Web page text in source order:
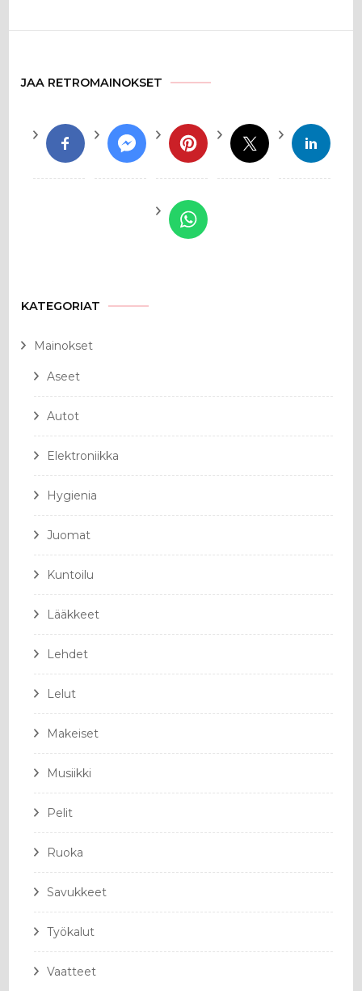
JAA RETROMAINOKSET
KATEGORIAT
Mainokset
Aseet
Autot
Elektroniikka
Hygienia
Juomat
Kuntoilu
Lääkkeet
Lehdet
Lelut
Makeiset
Musiikki
Pelit
Ruoka
Savukkeet
Työkalut
Vaatteet